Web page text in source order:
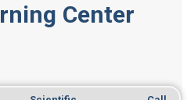
Center